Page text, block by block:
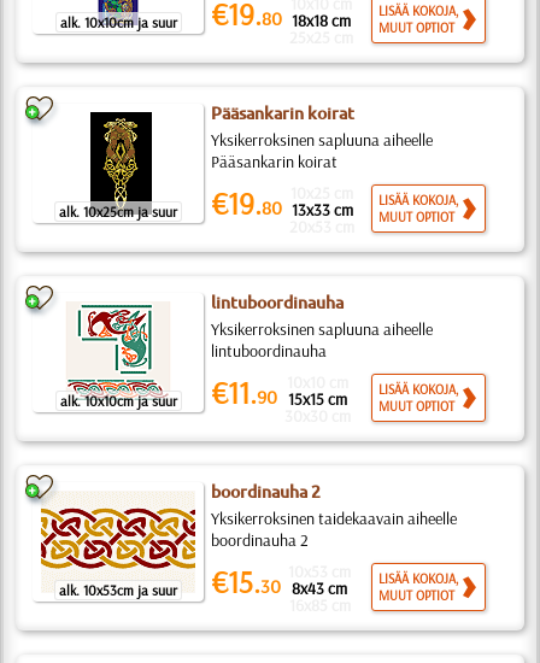
alk. 10x10cm ja suur €19.80 18x18 cm
LISÄÄ KOKOJA,
MUUT OPTIOT
alk. 10x25cm ja suur
Pääsankarin koirat
Yksikerroksinen sapluuna aiheelle
Pääsankarin koirat
€19.80 13x33 cm
LISÄÄ KOKOJA,
MUUT OPTIOT
alk. 10x10cm ja suur
lintuboordinauha
Yksikerroksinen sapluuna aiheelle
lintuboordinauha
€11.90 15x15 cm
LISÄÄ KOKOJA,
MUUT OPTIOT
alk. 10x53cm ja suur
boordinauha 2
Yksikerroksinen taidekaavain aiheelle
boordinauha 2
€15.30 8x43 cm
LISÄÄ KOKOJA,
MUUT OPTIOT